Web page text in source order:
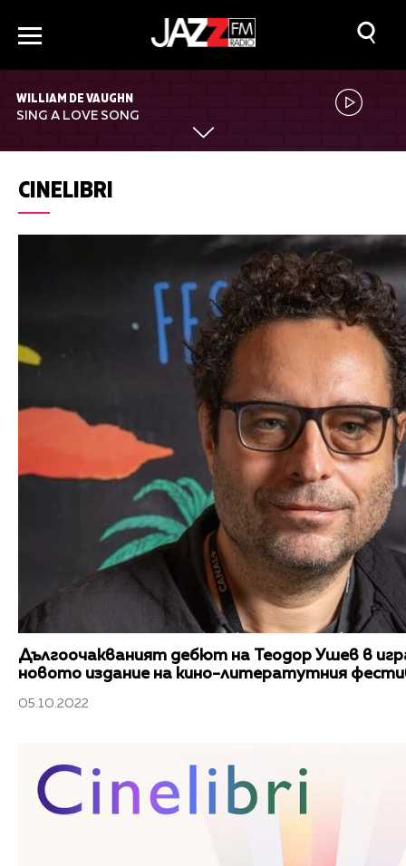
WILLIAM DE VAUGHN
SING A LOVE SONG
CINELIBRI
Дългоочакваният дебют на Теодор Ушев в
новото издание на кино-литератутния
05.10.2022